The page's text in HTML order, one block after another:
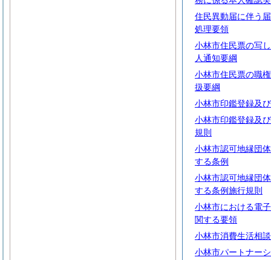
住民異動届に伴う
処理要領
小林市住民票の写
人通知要綱
小林市住民票の職
扱要綱
小林市印鑑登録及
小林市印鑑登録及
規則
小林市認可地縁団
する条例
小林市認可地縁団
する条例施行規則
小林市における電
関する要領
小林市消費生活相
小林市パートナー